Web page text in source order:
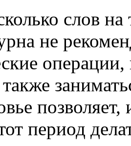
слов
не
операции,
период